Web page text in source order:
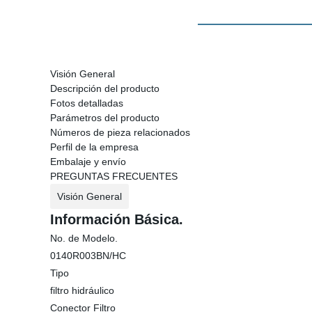
Visión General
Descripción del producto
Fotos detalladas
Parámetros del producto
Números de pieza relacionados
Perfil de la empresa
Embalaje y envío
PREGUNTAS FRECUENTES
Visión General
Información Básica.
No. de Modelo.
0140R003BN/HC
Tipo
filtro hidráulico
Conector Filtro